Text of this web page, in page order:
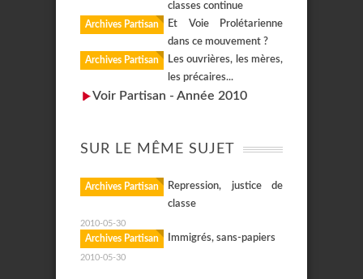
classes continue
Archives Partisan
Et Voie Prolétarienne
dans ce mouvement ?
Archives Partisan
Les ouvrières, les mères,
les précaires...
Voir Partisan - Année 2010
SUR LE MÊME SUJET
Archives Partisan
Repression, justice de
classe
2010-05-30
Archives Partisan Immigrés, sans-papiers
2010-05-30